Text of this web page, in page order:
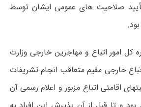
صلاحیت های عمومی ایشان توسط
کل امور اتباع و مهاجرین خارجی وزارت
خارجی مقیم متعاقب انجام تشریفات
اقامتی اتباع مزبور و اعلام رسمی آن